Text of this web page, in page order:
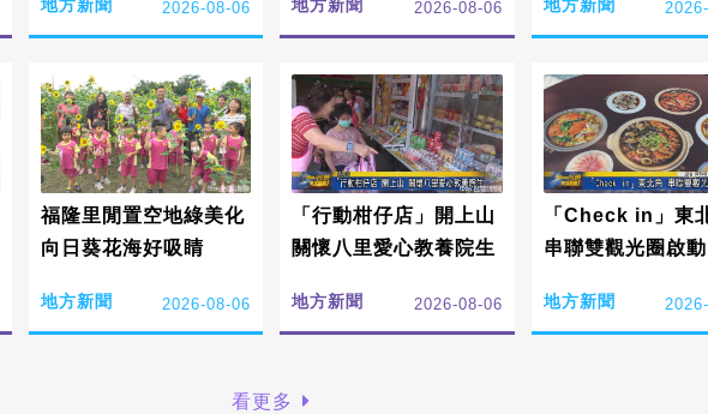
地方新聞 2026-08-06 地方新聞 2026-08-06 地方新聞
福隆里閒置空地綠美化
向日葵花海好吸睛
地方新聞 2026-08-06
「行動柑仔店」開上山
關懷八里愛心教養院生
地方新聞 2026-08-06
「Check in」東
串聯雙觀光圈啟動
地方新聞
看更多